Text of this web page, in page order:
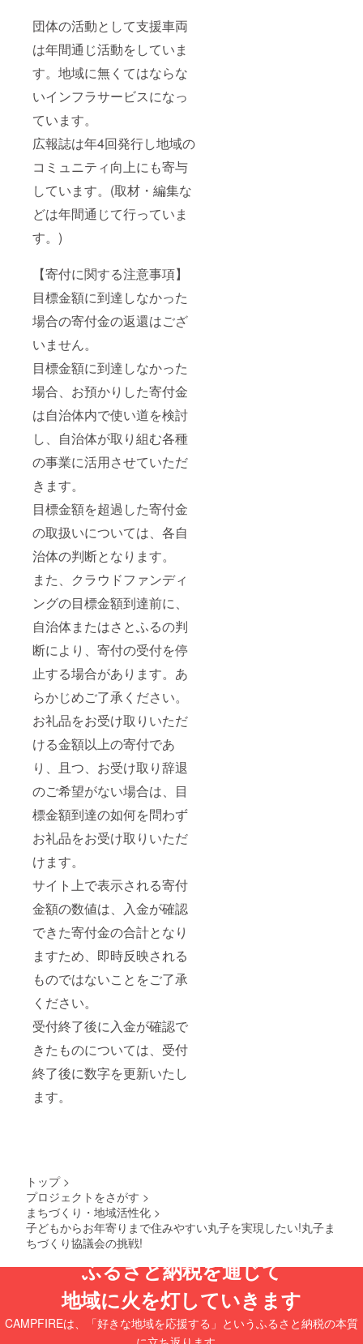
団体の活動として支援車両
は年間通じ活動をしていま
す。地域に無くてはならな
いインフラサービスになっ
ています。
広報誌は年4回発行し地域の
コミュニティ向上にも寄与
しています。(取材・編集な
どは年間通じて行っていま
す。)
【寄付に関する注意事項】
目標金額に到達しなかった
場合の寄付金の返還はござ
いません。
目標金額に到達しなかった
場合、お預かりした寄付金
は自治体内で使い道を検討
し、自治体が取り組む各種
の事業に活用させていただ
きます。
目標金額を超過した寄付金
の取扱いについては、各自
治体の判断となります。
また、クラウドファンディ
ングの目標金額到達前に、
自治体またはさとふるの判
断により、寄付の受付を停
止する場合があります。あ
らかじめご了承ください。
お礼品をお受け取りいただ
ける金額以上の寄付であ
り、且つ、お受け取り辞退
のご希望がない場合は、目
標金額到達の如何を問わず
お礼品をお受け取りいただ
けます。
サイト上で表示される寄付
金額の数値は、入金が確認
できた寄付金の合計となり
ますため、即時反映される
ものではないことをご了承
ください。
受付終了後に入金が確認で
きたものについては、受付
終了後に数字を更新いたし
ます。
トップ >
プロジェクトをさがす >
まちづくり・地域活性化 >
子どもからお年寄りまで住みやすい丸子を実現したい!丸子ま
ちづくり協議会の挑戦!
ふるさと納税を通じて
地域に火を灯していきます
CAMPFIREは、「好きな地域を応援する」というふるさと納税の本質